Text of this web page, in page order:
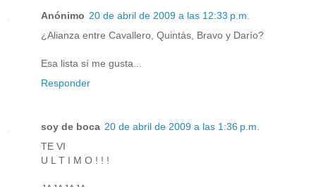
Anónimo 20 de abril de 2009 a las 12:33 p.m.
¿Alianza entre Cavallero, Quintás, Bravo y Darío?
Esa lista sí me gusta...
Responder
soy de boca 20 de abril de 2009 a las 1:36 p.m.
TE VI
U L T I M O ! ! !